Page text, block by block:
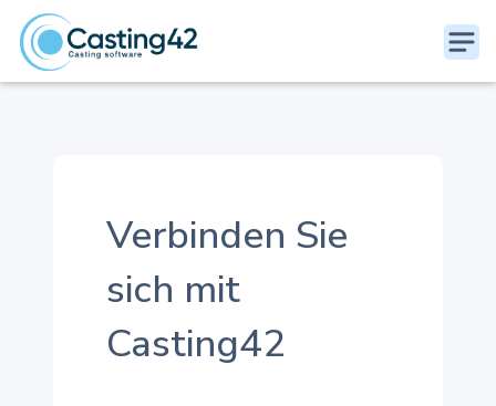
Verbinden Sie
sich mit
Casting42